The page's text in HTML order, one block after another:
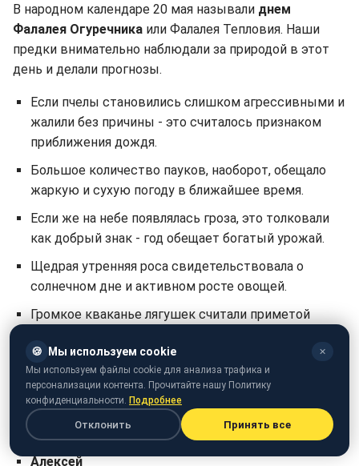
В народном календаре 20 мая называли днем
Фалалея Огуречника или Фалалея Тепловия. Наши
предки внимательно наблюдали за природой в этот
день и делали прогнозы.
Если пчелы становились слишком агрессивными и
жалили без причины - это считалось признаком
приближения дождя.
Большое количество пауков, наоборот, обещало
жаркую и сухую погоду в ближайшее время.
Если же на небе появлялась гроза, это толковали
как добрый знак - год обещает богатый урожай.
Щедрая утренняя роса свидетельствовала о
солнечном дне и активном росте овощей.
Громкое кваканье лягушек считали приметой
У кого День ангела 20 мая
20 мая День ангела отмечают
Александр
Алексей
🍪 Мы используем cookie ✕
Мы используем файлы cookie для анализа трафика и
персонализации контента. Прочитайте нашу Политику
конфиденциальности. Подробнее
Отклонить Принять все